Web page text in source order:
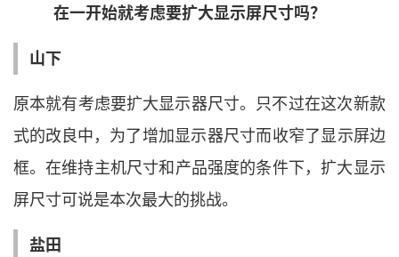
在一开始就考虑要扩大显示屏尺寸吗？
山下
原本就有考虑要扩大显示器尺寸。 只不过在这次新款
式的改良中， 为了增加显示器尺寸而收窄了显示屏边
框。 在维持主机尺寸和产品强度的条件下， 扩大显示
屏尺寸可说是本次最大的挑战。
盐田